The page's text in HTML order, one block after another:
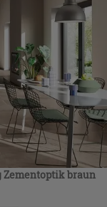
Zementoptik braun